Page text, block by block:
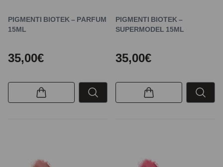
PIGMENTI BIOTEK – PARFUM
15ML
35,00€
PIGMENTI BIOTEK –
SUPERMODEL 15ML
35,00€